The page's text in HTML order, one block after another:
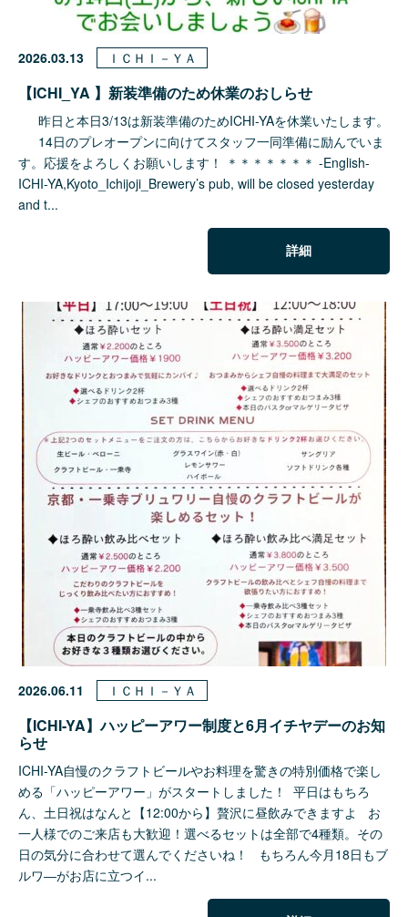
2026.03.13 ＩＣＨＩ－ＹＡ
【ICHI_YA 】新装準備のため休業のおしらせ
昨日と本日3/13は新装準備のためICHI-YAを休業いたします。
14日のプレオープンに向けてスタッフ一同準備に励んでいま
す。応援をよろしくお願いします！ ＊＊＊＊＊＊＊ -English-
ICHI-YA,Kyoto_Ichijoji_Brewery’s pub, will be closed yesterday
and t...
詳細
2026.06.11 ＩＣＨＩ－ＹＡ
【ICHI-YA】ハッピーアワー制度と6月イチヤデーのお知
らせ
ICHI-YA自慢のクラフトビールやお料理を驚きの特別価格で楽し
める「ハッピーアワー」がスタートしました！ ​平日はもちろ
ん、土日祝はなんと【12:00から】贅沢に昼飲みできますよ お
一人様でのご来店も大歓迎！ ​選べるセットは全部で4種類。その
日の気分に合わせて選んでくださいね！ もちろん今月18日もブ
ルワ―がお店に立つイ...